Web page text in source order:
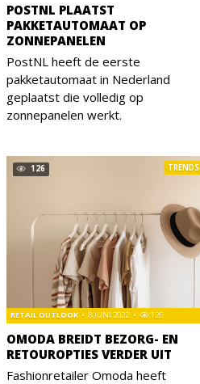
POSTNL PLAATST
PAKKETAUTOMAAT OP
ZONNEPANELEN
PostNL heeft de eerste
pakketautomaat in Nederland
geplaatst die volledig op
zonnepanelen werkt.
126
OMODA BREIDT BEZORG- EN
RETOUROPTIES VERDER UIT
RETAIL OUTLOOK 8 JUNI 2022 126
TRENDS
Fashionretailer Omoda heeft